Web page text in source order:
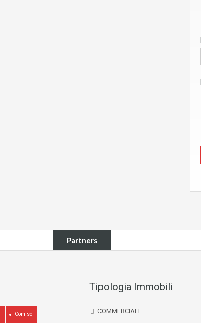
Partners
Comiso
Tipologia Immobili
COMMERCIALE